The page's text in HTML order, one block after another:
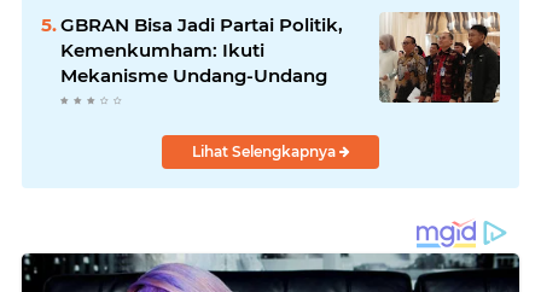
GBRAN Bisa Jadi Partai Politik,
Kemenkumham: Ikuti
Mekanisme Undang-Undang
Lihat Selengkapnya